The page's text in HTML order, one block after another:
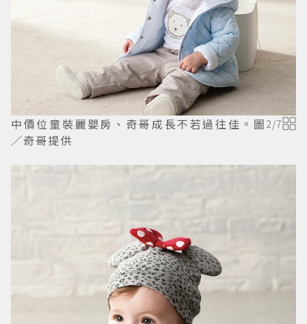
中價位童裝麗嬰房、奇哥成長不若過往佳。圖
／奇哥提供
2/7